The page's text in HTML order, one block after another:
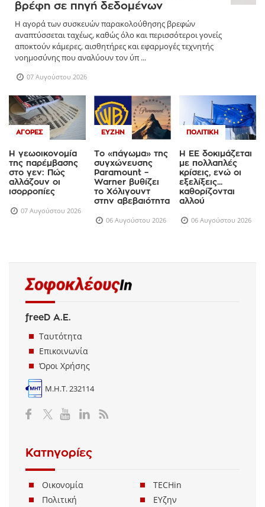
βρέφη σε πηγή δεδομένων
Η αγορά των συσκευών παρακολούθησης βρεφών
αναπτύσσεται ταχέως, καθώς όλο και περισσότεροι γονείς
αποκτούν κάμερες, αισθητήρες και εφαρμογές τεχνητής
νοημοσύνης που αναλύουν τον ύπ ...
07 Αυγούστου 2026
ΑΓΟΡΈΣ
Η γεωοικονομία
της παρέμβασης
στο γεν: Πώς
αλλάζουν οι
ισορροπίες
07 Αυγούστου 2026
ΕΥΖΗΝ
Το «πάγωμα» της
συγχώνευσης
Paramount –
Warner βυθίζει
το Χόλιγουντ
στην αβεβαιότητα
06 Αυγούστου 2026
ΠΟΛΙΤΙΚΉ
Η ΕΕ δοκιμάζεται
με πολλαπλές
κρίσεις, ενώ οι
εξελίξεις...
καθορίζονται
αλλού
06 Αυγούστου 2026
freeD Α.Ε.
Ταυτότητα
Επικοινωνία
Όροι Χρήσης
Μ.Η.Τ. 232114
Κατηγορίες
Οικονομία
Πολιτική
TECHin
ΕΥζην